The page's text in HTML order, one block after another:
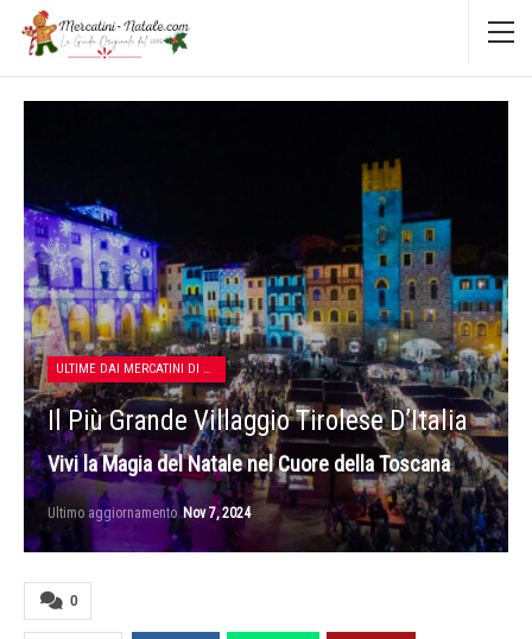
ULTIME DAI MERCATINI DI NATALE
Il Più Grande Villaggio Tirolese D’Italia
Vivi la Magia del Natale nel Cuore della Toscana
Ultimo aggiornamentoNov 7, 2024
0